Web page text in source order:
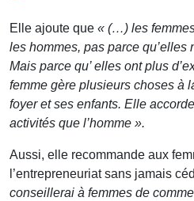
Elle ajoute que « (…) les
les hommes, pas parce qu’elles
Mais parce qu’ elles ont plus
femme gère plusieurs choses à
foyer et ses enfants. Elle
activités que l’homme ».
Aussi, elle recommande aux
l’entrepreneuriat sans jamais
conseillerai à femmes de